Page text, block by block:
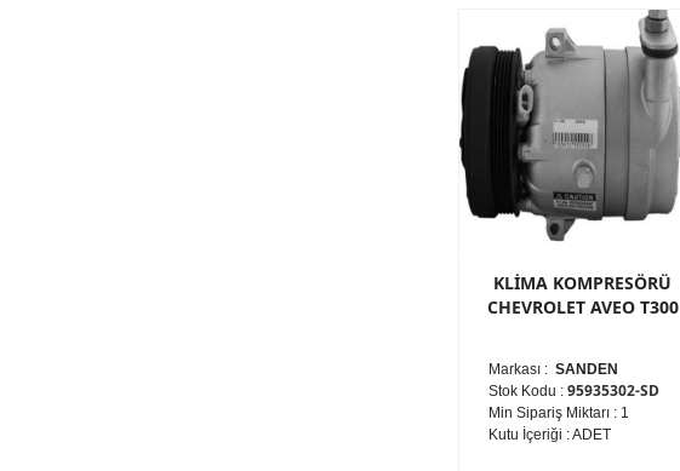
KLİMA KOMPRESÖRÜ
CHEVROLET AVEO T300
Markası : SANDEN
Stok Kodu : 95935302-SD
Min Sipariş Miktarı : 1
Kutu İçeriği : ADET